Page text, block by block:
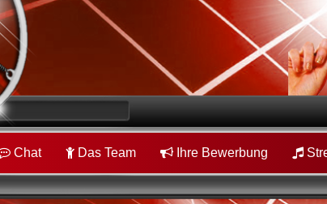
Chat Das Team Ihre Bewerbung